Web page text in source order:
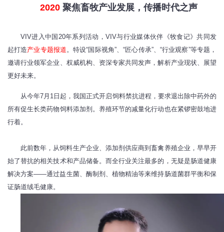
2020聚焦畜牧产业发展，传播时代之声
VIV进入中国20年系列活动，VIV与行业媒体伙伴《牧食记》共同发
起打造产业专题报道。特设“国际视角”、“匠心传承”、“行业观察”等专题，
邀请行业领军企业、权威机构、资深专家共同发声，解析产业现状、展望
更好未来。
从今年7月1日起，我国正式开启饲料禁抗进程，要求退出除中药外的
所有促生长类药物饲料添加剂。养殖环节的减量化行动也在紧锣密鼓地进
行着。
此前数年，从饲料生产企业、添加剂供应商到畜禽养殖企业，早早开
始了替抗的相关技术和产品储备。而全行业关注最多的，无疑是肠道健康
解决方案——通过益生菌、酶制剂、植物精油等来维持肠道菌群平衡和保
证肠道绒毛健康。